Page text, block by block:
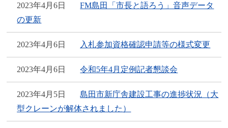
2023年4月6日
FM島田「市長と語ろう」音声データ
の更新
2023年4月6日 入札参加資格確認申請等の様式変更
2023年4月6日 令和5年4月定例記者懇談会
2023年4月5日
島田市新庁舎建設工事の進捗状況（大
型クレーンが解体されました）